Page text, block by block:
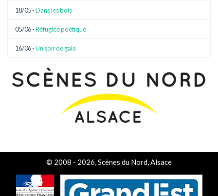
18/05 -Dans les bois
05/06 -Réfugiée poétique
16/06 -Un soir de gala
© 2008 - 2026, Scènes du Nord, Alsace